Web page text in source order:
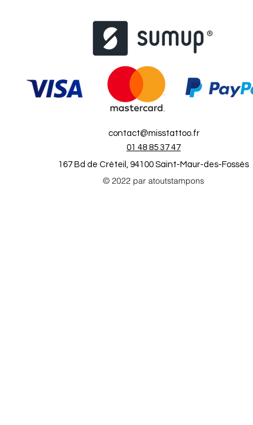
01 48 85 37 47
contact@misstattoo.fr
167 Bd de Créteil, 94100 Saint-Maur-des-Fossés
© 2022 par atoutstampons